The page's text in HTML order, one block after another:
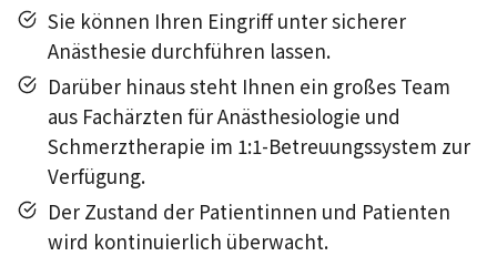
Sie können Ihren Eingriff unter sicherer
Anästhesie durchführen lassen.
Darüber hinaus steht Ihnen ein großes Team
aus Fachärzten für Anästhesiologie und
Schmerztherapie im 1:1-Betreuungssystem zur
Verfügung.
Der Zustand der Patientinnen und Patienten
wird kontinuierlich überwacht.